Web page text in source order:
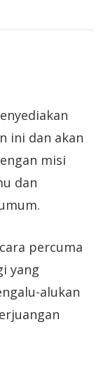
ini dan akan
misi
dan
percuma
yang
alukan